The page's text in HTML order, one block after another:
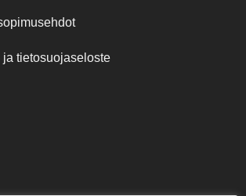
ja tietosuojaseloste